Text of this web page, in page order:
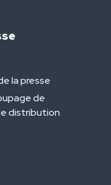
la presse
de
distribution